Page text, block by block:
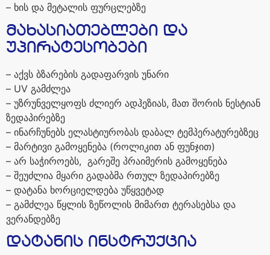
– ხის და მეტალის ფურცლებზე
მახასიათებლები და
უპირატესობები
– აქვს ბზარების გადაფარვის უნარი
– UV გამძლეა
– უზრუნველყოფს ძლიერ ადჰეზიას, მათ შორის ნესტიან
ზედაპირებზე
– ინარჩუნებს ელასტიურობას დაბალ ტემპერატურებზეც
– მარტივი გამოყენება (როლიკით ან ფუნჯით)
– არ საჭიროებს, გარეშე პრაიმერის გამოყენება
– შეუძლია მყარი გადაბმა რთულ ზედაპირებზე
– დატანა ხორციელდება უწყვეტად
– გამძლეა წყლის ზეწოლის მიმართ ტერასებსა და
ვერანდებზე
დატანის ინსტრუქცია